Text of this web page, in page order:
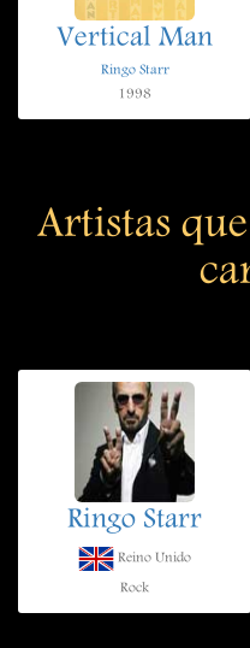
Vertical Man
Ringo Starr
1998
Artistas
Ringo Starr
Reino Unido
Rock